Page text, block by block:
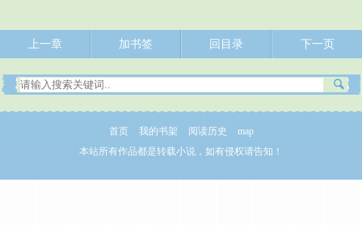
上一章 加书签 回目录 下一页
首页 我的书架 阅读历史
map
本站所有作品都是转载小说，如有侵权请告知！